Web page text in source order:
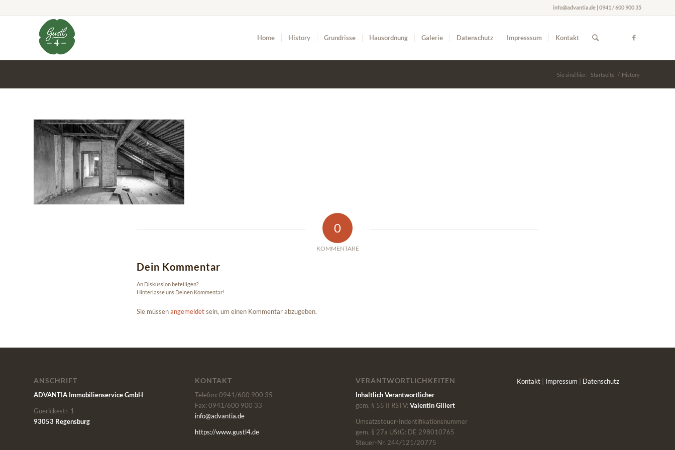
info@advantia.de | 0941 / 600 900 35
Home History Grundrisse Hausordnung Galerie Datenschutz Impresssum Kontakt
Sie sind hier: Startseite / History
0
KOMMENTARE
Dein Kommentar
An Diskussion beteiligen?
Hinterlasse uns Deinen Kommentar!
Sie müssenangemeldetsein, um einen Kommentar abzugeben.
ANSCHRIFT
ADVANTIA Immobilienservice GmbH
Guerickestr. 1
93053 Regensburg
KONTAKT
Telefon: 0941/600 900 35
Fax: 0941/600 900 33
info@advantia.de
https://www.gustl4.de
VERANTWORTLICHKEITEN
Inhaltlich Verantwortlicher
gem. § 55 II RSTV:Valentin Gillert
Umsatzsteuer-Indentifikationsnummer
gem. § 27a UStG: DE 298010765
Steuer-Nr. 244/121/20775
Kontakt| Impressum Datenschutz